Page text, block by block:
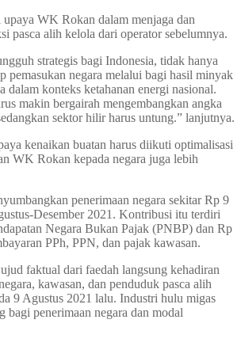
upaya WK Rokan dalam menjaga dan
pasca alih kelola dari operator sebelumnya.
strategis bagi Indonesia, tidak hanya
pemasukan negara melalui bagi hasil minyak
dalam konteks ketahanan energi nasional.
makin bergairah mengembangkan angka
sektor hilir harus untung.” lanjutnya.
kenaikan buatan harus diikuti optimalisasi
WK Rokan kepada negara juga lebih
penerimaan negara sekitar Rp 9
Desember 2021. Kontribusi itu terdiri
Negara Bukan Pajak (PNBP) dan Rp
PPh, PPN, dan pajak kawasan.
faktual dari faedah langsung kehadiran
kawasan, dan penduduk pasca alih
9 Agustus 2021 lalu. Industri hulu migas
bagi penerimaan negara dan modal